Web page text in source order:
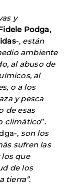
y
Podga,
-, están
ambiente
al abuso de
al
o a los
y pesca
de esas
climático”.
, son los
sufren las
que
de los
tierra”.